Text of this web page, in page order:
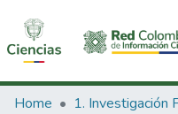
Communities & Collections
Home